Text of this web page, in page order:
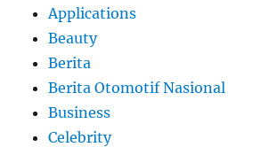
Applications
Beauty
Berita
Berita Otomotif Nasional
Business
Celebrity